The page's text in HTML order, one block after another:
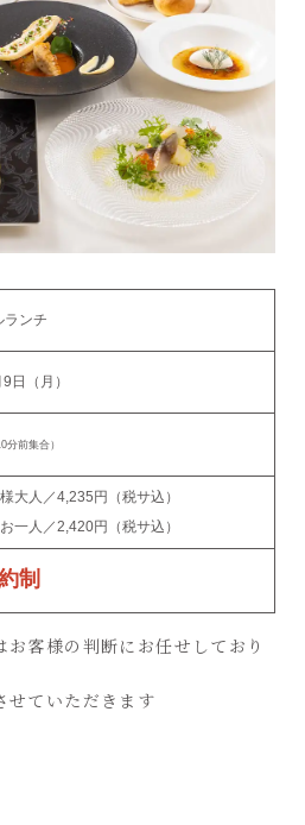
ランチ
日（月）
分前集合）
大人／4,235円（税サ込）
一人／2,420円（税サ込）
制
客様の判断にお任せしており
せていただきます